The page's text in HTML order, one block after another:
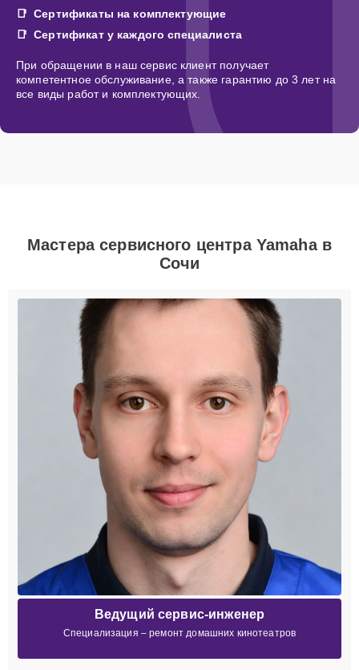
Сертификаты на комплектующие
Сертификат у каждого специалиста
При обращении в наш сервис клиент получает
компетентное обслуживание, а также гарантию до 3 лет на
все виды работ и комплектующих.
Мастера сервисного центра Yamaha в
Сочи
Ведущий сервис-инженер
Специализация – ремонт домашних кинотеатров